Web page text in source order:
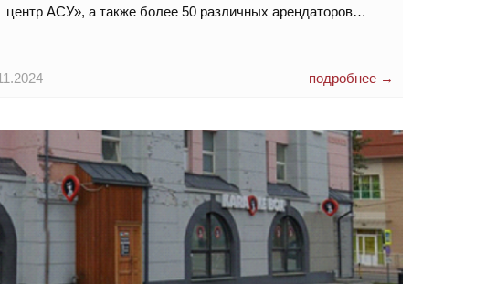
центр АСУ», а также более 50 различных арендаторов…
подробнее →